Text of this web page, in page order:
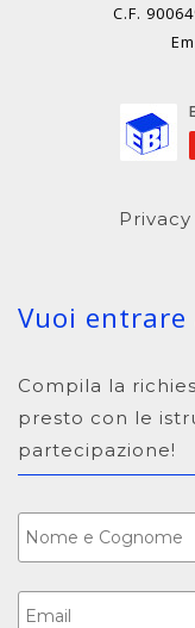
C.F.
Vuoi entrare
Compila la
presto con le
partecipazione!